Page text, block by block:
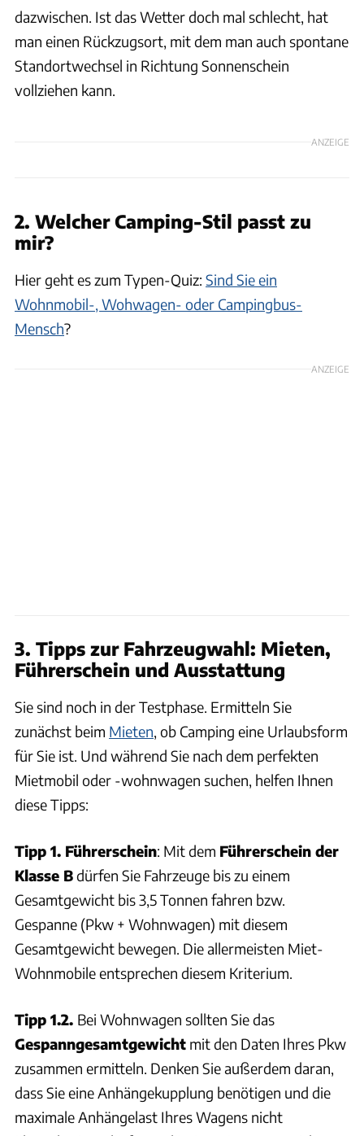
dazwischen. Ist das Wetter doch mal schlecht, hat
man einen Rückzugsort, mit dem man auch spontane
Standortwechsel in Richtung Sonnenschein
vollziehen kann.
ANZEIGE
2. Welcher Camping-Stil passt zu
mir?
Hier geht es zum Typen-Quiz: Sind Sie ein
Wohnmobil-, Wohwagen- oder Campingbus-
Mensch?
ANZEIGE
3. Tipps zur Fahrzeugwahl: Mieten,
Führerschein und Ausstattung
Sie sind noch in der Testphase. Ermitteln Sie
zunächst beim Mieten, ob Camping eine Urlaubsform
für Sie ist. Und während Sie nach dem perfekten
Mietmobil oder -wohnwagen suchen, helfen Ihnen
diese Tipps:
Tipp 1. Führerschein: Mit dem Führerschein der
Klasse Bdürfen Sie Fahrzeuge bis zu einem
Gesamtgewicht bis 3,5 Tonnen fahren bzw.
Gespanne (Pkw + Wohnwagen) mit diesem
Gesamtgewicht bewegen. Die allermeisten Miet-
Wohnmobile entsprechen diesem Kriterium.
Tipp 1.2. Bei Wohnwagen sollten Sie das
Gespanngesamtgewicht mit den Daten Ihres Pkw
zusammen ermitteln. Denken Sie außerdem daran,
dass Sie eine Anhängekupplung benötigen und die
maximale Anhängelast Ihres Wagens nicht